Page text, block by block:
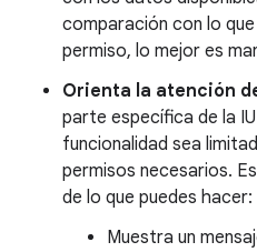
comparación con lo
permiso, lo mejor es
Orienta la atención
parte específica de la
funcionalidad sea
permisos necesarios.
de lo que puedes hacer:
Muestra un